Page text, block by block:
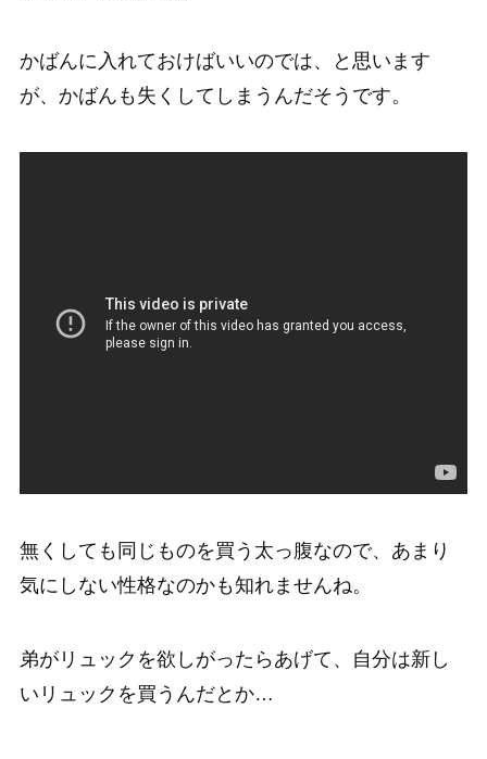
かばんに入れておけばいいのでは、と思います
が、かばんも失くしてしまうんだそうです。
無くしても同じものを買う太っ腹なので、あまり
気にしない性格なのかも知れませんね。
弟がリュックを欲しがったらあげて、自分は新し
いリュックを買うんだとか…